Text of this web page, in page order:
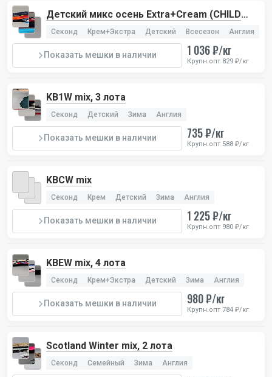
Детский микс осень Extra+Cream (CHILD
AUTUMN EXTRA), 2 лота
Секонд Крем+Экстра Детский Всесезон Англия
Показать мешки в наличии 1 036 ₽/кг
Крупн.опт 829 ₽/кг
KB1W mix, 3 лота
Секонд Детский Зима Англия
Показать мешки в наличии 735 ₽/кг
Крупн.опт 588 ₽/кг
KBCW mix
Секонд Крем Детский Зима Англия
Показать мешки в наличии 1 225 ₽/кг
Крупн.опт 980 ₽/кг
KBEW mix, 4 лота
Секонд Крем+Экстра Детский Зима Англия
Показать мешки в наличии 980 ₽/кг
Крупн.опт 784 ₽/кг
Scotland Winter mix, 2 лота
Секонд Семейный Зима Англия